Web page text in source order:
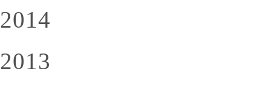
2014
2013